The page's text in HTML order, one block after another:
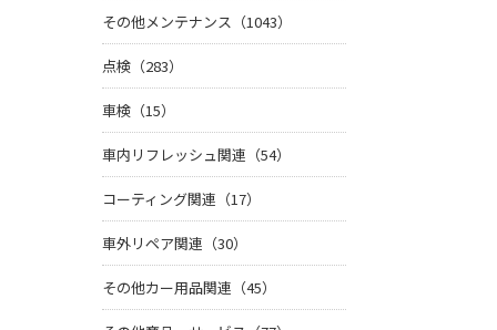
その他メンテナンス（1043）
点検（283）
車検（15）
車内リフレッシュ関連（54）
コーティング関連（17）
車外リペア関連（30）
その他カー用品関連（45）